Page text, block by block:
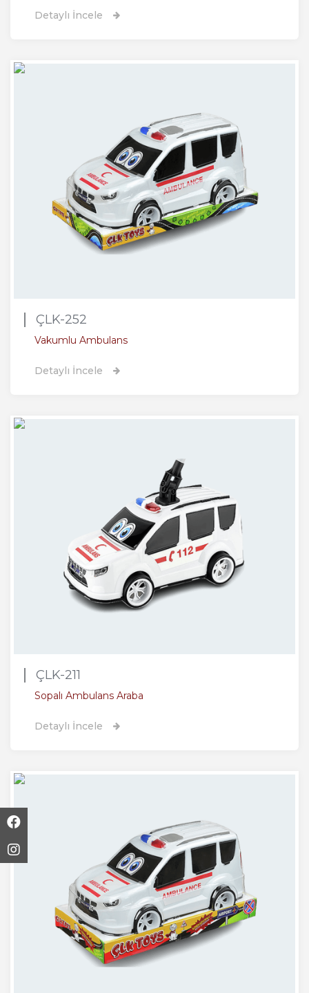
Detaylı İncele
ÇLK-252
Vakumlu Ambulans
Detaylı İncele
ÇLK-211
Sopalı Ambulans Araba
Detaylı İncele